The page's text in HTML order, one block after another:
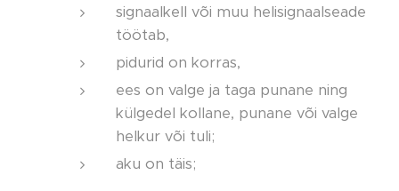
signaalkell või muu helisignaalseade
töötab,
pidurid on korras,
ees on valge ja taga punane ning
külgedel kollane, punane või valge
helkur või tuli;
aku on täis;